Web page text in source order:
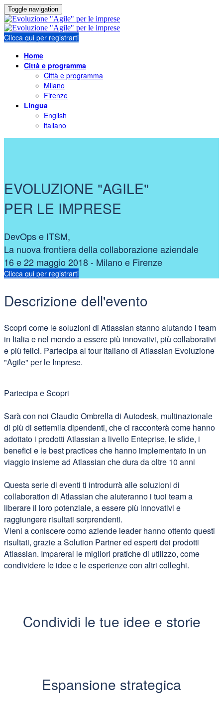
Toggle navigation
Clicca qui per registrarti
Home
Città e programma
Città e programma
Milano
Firenze
Lingua
English
italiano
EVOLUZIONE "AGILE"
PER LE IMPRESE
DevOps e ITSM,
La nuova frontiera della collaborazione aziendale
16 e 22 maggio 2018 - Milano e Firenze
Clicca qui per registrarti
Descrizione dell'evento
Scopri come le soluzioni di Atlassian stanno aiutando i team
in Italia e nel mondo a essere più innovativi, più collaborativi
e più felici. Partecipa al tour italiano di Atlassian Evoluzione
"Agile" per le Imprese.
Partecipa e Scopri
Sarà con noi Claudio Ombrella di Autodesk, multinazionale
di più di settemila dipendenti, che ci racconterà come hanno
adottato i prodotti Atlassian a livello Enteprise, le sfide, i
benefici e le best practices che hanno implementato in un
viaggio insieme ad Atlassian che dura da oltre 10 anni
Questa serie di eventi ti introdurrà alle soluzioni di
collaboration di Atlassian che aiuteranno i tuoi team a
liberare il loro potenziale, a essere più innovativi e
raggiungere risultati sorprendenti.
Vieni a coniscere como aziende leader hanno ottento questi
risultati, grazie a Solution Partner ed esperti dei prodotti
Atlassian. Imparerai le migliori pratiche di utilizzo, come
condividere le idee e le esperienze con altri colleghi.
Condividi le tue idee e storie
Espansione strategica